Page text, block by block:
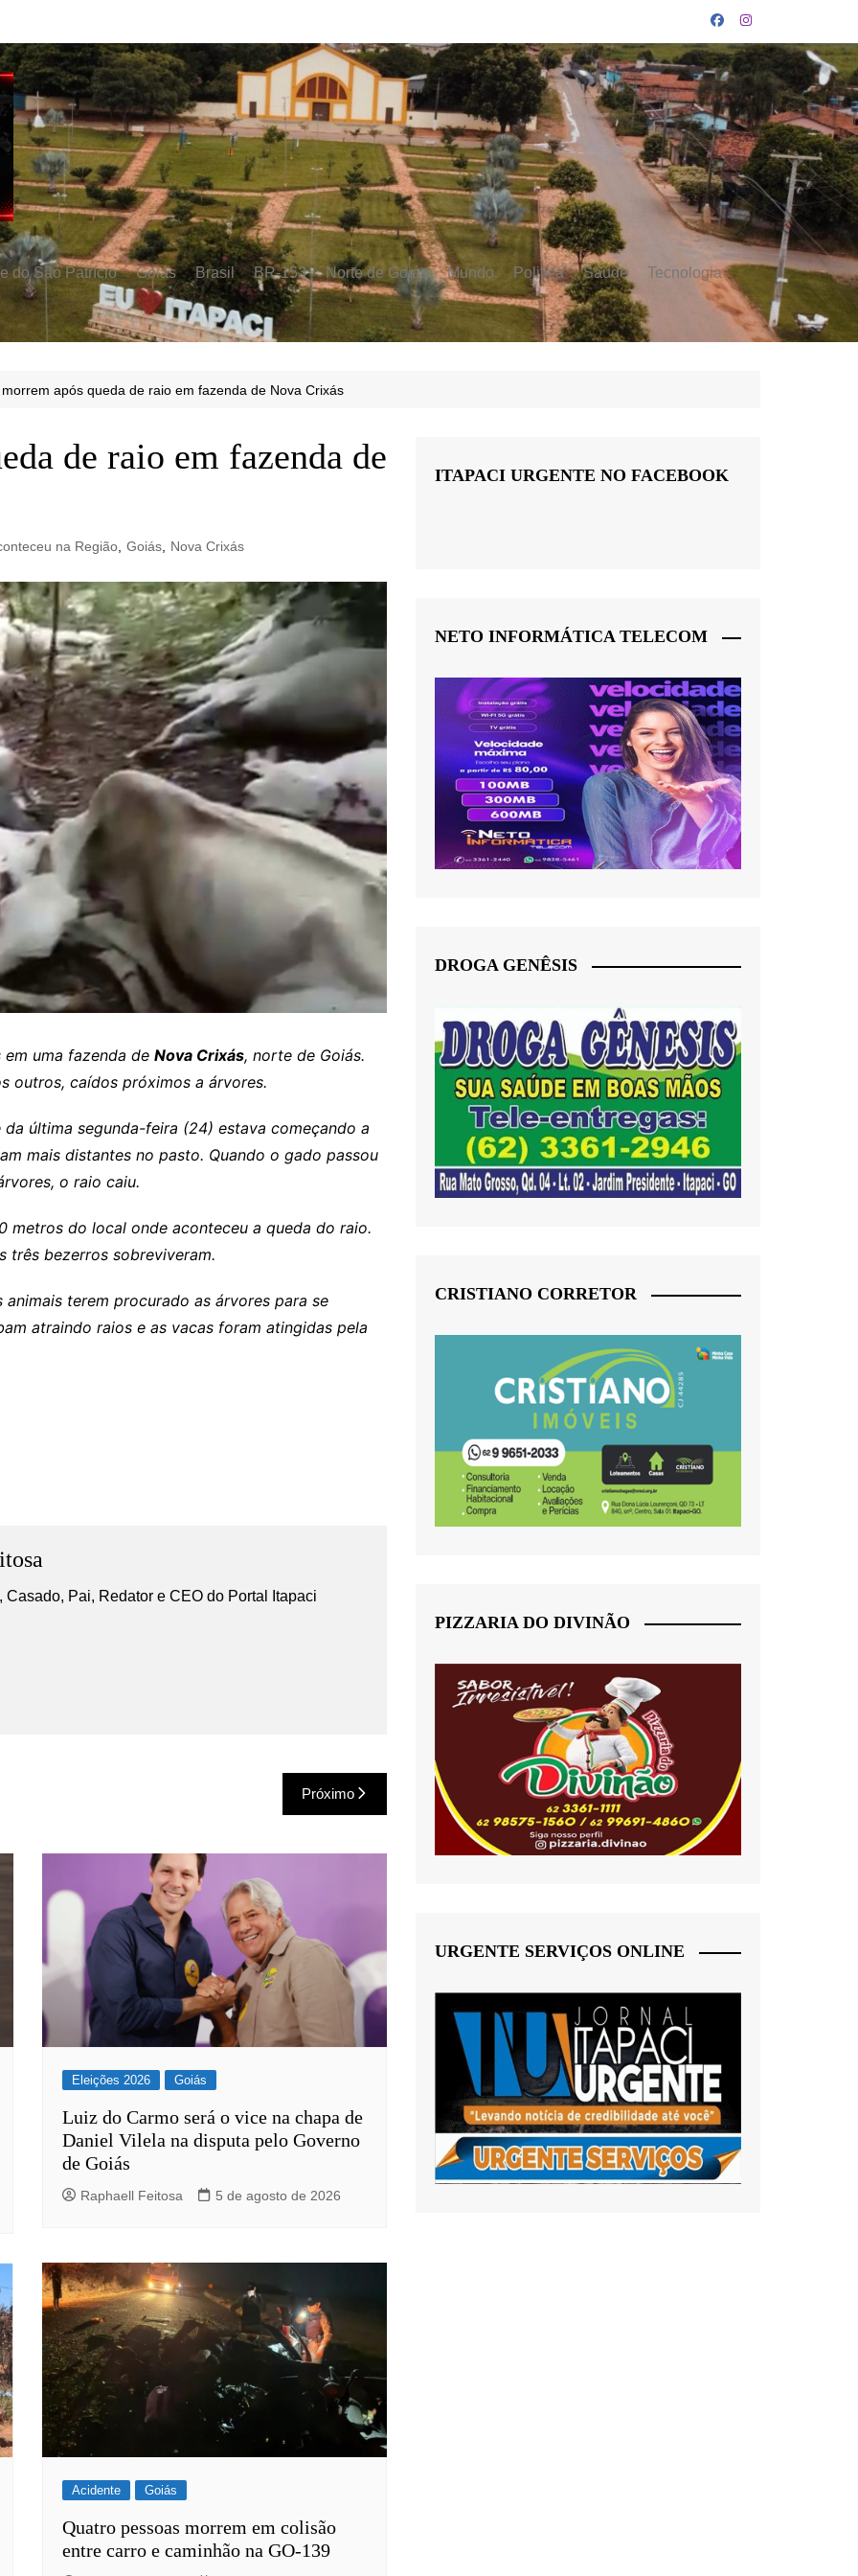
do São Patrício Goiás Brasil BR-153 Norte de Goiás Mundo Politica Saúde Tecnologia
morrem após queda de raio em fazenda de Nova Crixás
de raio em fazenda de
na Região, Goiás, Nova Crixás
uma fazenda de Nova Crixás, norte de Goiás.
outros, caídos próximos a árvores.
última segunda-feira (24) estava começando a
mais distantes no pasto. Quando o gado passou
o raio caiu.
metros do local onde aconteceu a queda do raio.
três bezerros sobreviveram.
terem procurado as árvores para se
atraindo raios e as vacas foram atingidas pela
Casado, Pai, Redator e CEO do Portal Itapaci
Próximo
Eleições 2026 Goiás
Luiz do Carmo será o vice na chapa de
Daniel Vilela na disputa pelo Governo
de Goiás
Raphaell Feitosa 5 de agosto de 2026
Acidente Goiás
Quatro pessoas morrem em colisão
entre carro e caminhão na GO-139
ITAPACI URGENTE NO FACEBOOK
NETO INFORMÁTICA TELECOM
DROGA GENÊSIS
CRISTIANO CORRETOR
PIZZARIA DO DIVINÃO
URGENTE SERVIÇOS ONLINE